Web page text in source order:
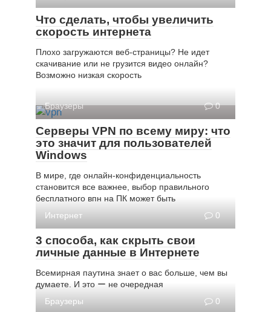
Что сделать, чтобы увеличить
скорость интернета
Плохо загружаются веб-страницы? Не идет
скачивание или не грузится видео онлайн?
Возможно низкая скорость
Браузеры 0
Серверы VPN по всему миру: что
это значит для пользователей
Windows
В мире, где онлайн-конфиденциальность
становится все важнее, выбор правильного
бесплатного впн на ПК может быть
Интернет
0
3 способа, как скрыть свои
личные данные в Интернете
Всемирная паутина знает о вас больше, чем вы
думаете. И это ー не очередная
Браузеры
0